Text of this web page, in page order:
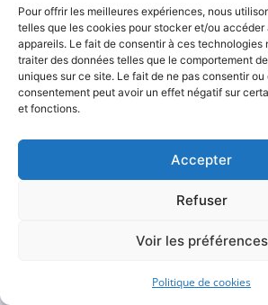
Pour offrir les meilleures expériences, nous
telles que les cookies pour stocker et/ou accéder
appareils. Le fait de consentir à ces technologies
traiter des données telles que le comportement
uniques sur ce site. Le fait de ne pas consentir ou
consentement peut avoir un effet négatif sur
et fonctions.
Accepter
Refuser
Voir les préférences
Politique de cookies
Huissier dans le 75013 ->
Pourquoi faire
un huissier
saisie
Paris 13e ?